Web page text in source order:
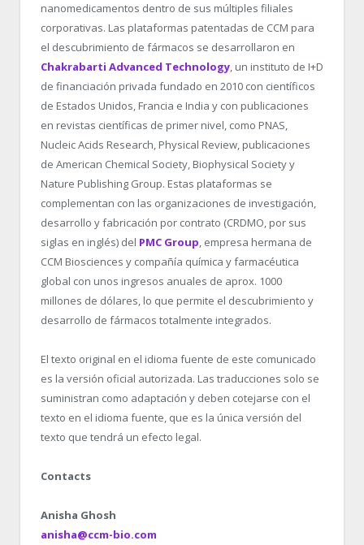
nanomedicamentos dentro de sus múltiples filiales
corporativas. Las plataformas patentadas de CCM para
el descubrimiento de fármacos se desarrollaron en
Chakrabarti Advanced Technology, un instituto de I+D
de financiación privada fundado en 2010 con científicos
de Estados Unidos, Francia e India y con publicaciones
en revistas científicas de primer nivel, como PNAS,
Nucleic Acids Research, Physical Review, publicaciones
de American Chemical Society, Biophysical Society y
Nature Publishing Group. Estas plataformas se
complementan con las organizaciones de investigación,
desarrollo y fabricación por contrato (CRDMO, por sus
siglas en inglés) del PMC Group, empresa hermana de
CCM Biosciences y compañía química y farmacéutica
global con unos ingresos anuales de aprox. 1000
millones de dólares, lo que permite el descubrimiento y
desarrollo de fármacos totalmente integrados.
El texto original en el idioma fuente de este comunicado
es la versión oficial autorizada. Las traducciones solo se
suministran como adaptación y deben cotejarse con el
texto en el idioma fuente, que es la única versión del
texto que tendrá un efecto legal.
Contacts
Anisha Ghosh
anisha@ccm-bio.com